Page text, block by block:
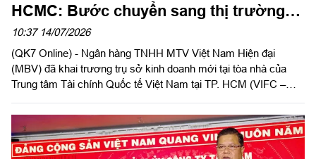
HCMC: Bước chuyển sang thị trường
phía Nam của Ngân hàng MBV
10:37 14/07/2026
(QK7 Online) - Ngân hàng TNHH MTV Việt Nam Hiện đại
(MBV) đã khai trương trụ sở kinh doanh mới tại tòa nhà của
Trung tâm Tài chính Quốc tế Việt Nam tại TP. HCM (VIFC –
chính thức từ MBV khi hiện diện tại đại lộ Nguyễn Huệ, mở đầu
cho bước đồng hành cùng hạ tầng tài chính mới của Thành
phố. Đây cũng là công trình ý nghĩa chào mừng kỷ niệm 50